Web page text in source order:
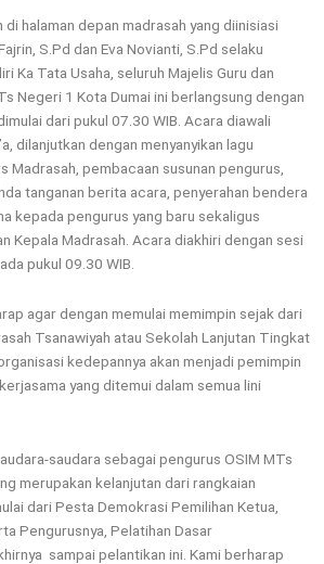
halaman depan madrasah yang diinisiasi
S.Pd dan Eva Novianti, S.Pd selaku
Ka Tata Usaha, seluruh Majelis Guru dan
Negeri 1 Kota Dumai ini berlangsung dengan
dari pukul 07.30 WIB. Acara diawali
dilanjutkan dengan menyanyikan lagu
Madrasah, pembacaan susunan pengurus,
tanganan berita acara, penyerahan bendera
kepada pengurus yang baru sekaligus
Kepala Madrasah. Acara diakhiri dengan sesi
pukul 09.30 WIB.
agar dengan memulai memimpin sejak dari
Tsanawiyah atau Sekolah Lanjutan Tingkat
kedepannya akan menjadi pemimpin
yang ditemui dalam semua lini
saudara sebagai pengurus OSIM MTs
merupakan kelanjutan dari rangkaian
dari Pesta Demokrasi Pemilihan Ketua,
Pengurusnya, Pelatihan Dasar
sampai pelantikan ini. Kami berharap